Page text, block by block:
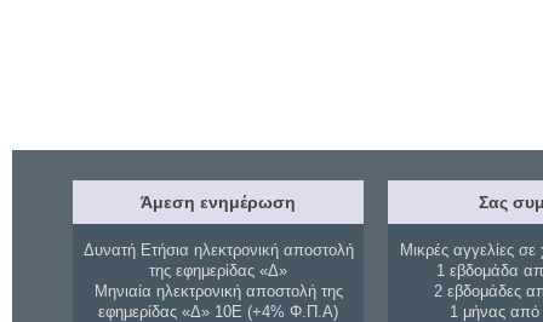
Άμεση ενημέρωση
Δυνατή Ετήσια ηλεκτρονική αποστολή
της εφημερίδας «Δ»
Μηνιαία ηλεκτρονική αποστολή της
εφημερίδας «Δ» 10Ε (+4% Φ.Π.Α)
Σας
Μικρές αγγελίες σε
1 εβδομάδα
2 εβδομάδες
1 μήνας